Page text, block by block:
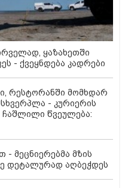
ყაზახეთში
- ქვეყნდება კადრები
რესტორანში მომხდარ
- კურიერის
ჩაშლილი წვეულება:
- მეცნიერებმა მზის
დეტალურად აღბეჭდეს